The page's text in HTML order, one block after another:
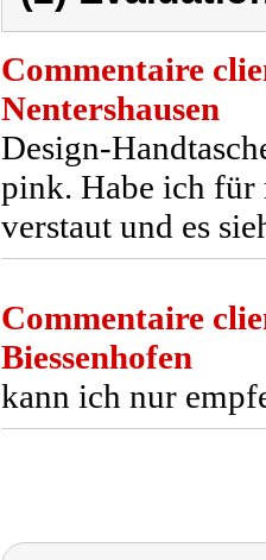
Commentaire
Nentershausen
Design-
pink. Habe ich für
verstaut und es
Commentaire
Biessenhofen
kann ich nur